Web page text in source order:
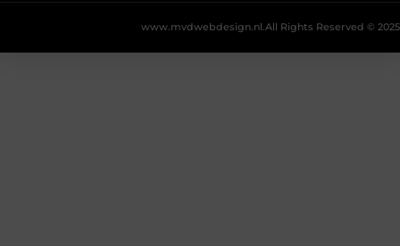
All Rights Reserved © 2025
www.mvdwebdesign.nl.